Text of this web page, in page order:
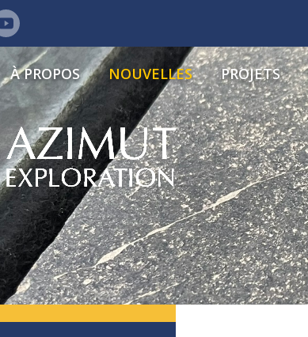
À PROPOS NOUVELLES PROJETS